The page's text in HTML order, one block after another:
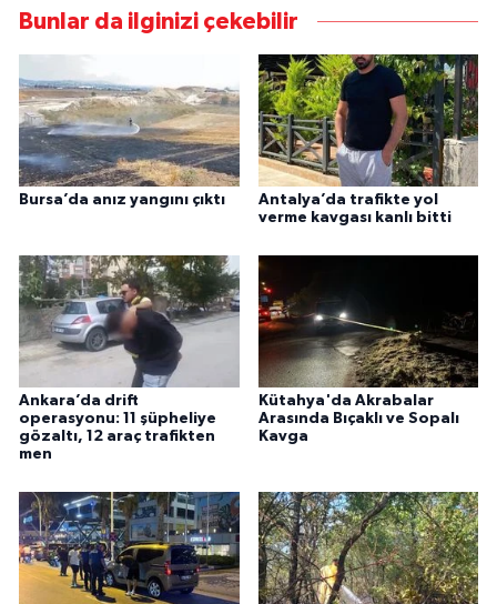
Bunlar da ilginizi çekebilir
Bursa’da anız yangını çıktı
Antalya’da trafikte yol
verme kavgası kanlı bitti
Ankara’da drift
operasyonu: 11 şüpheliye
gözaltı, 12 araç trafikten
men
Kütahya'da Akrabalar
Arasında Bıçaklı ve Sopalı
Kavga